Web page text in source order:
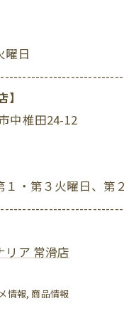
日
中椎田24-12
・第３火曜日、第
リア 常滑店
情報 商品情報